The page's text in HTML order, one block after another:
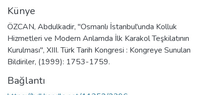
Künye
ÖZCAN, Abdulkadir, "Osmanlı İstanbul'unda Kolluk
Hizmetleri ve Modern Anlamda İlk Karakol Teşkilatının
Kurulması", XIII. Türk Tarih Kongresi : Kongreye Sunulan
Bildiriler, (1999): 1753-1759.
Bağlantı